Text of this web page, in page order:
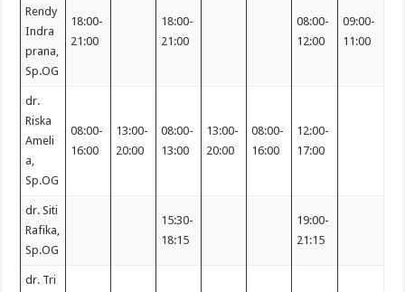
Rendy
Indra
prana,
Sp.OG
18:00-
21:00
18:00-
21:00
08:00-
12:00
09:00-
11:00
dr.
Riska
Ameli
a,
Sp.OG
08:00-
16:00
13:00-
20:00
08:00-
13:00
13:00-
20:00
08:00-
16:00
12:00-
17:00
dr. Siti
Rafika,
Sp.OG
15:30-
18:15
19:00-
21:15
dr. Tri